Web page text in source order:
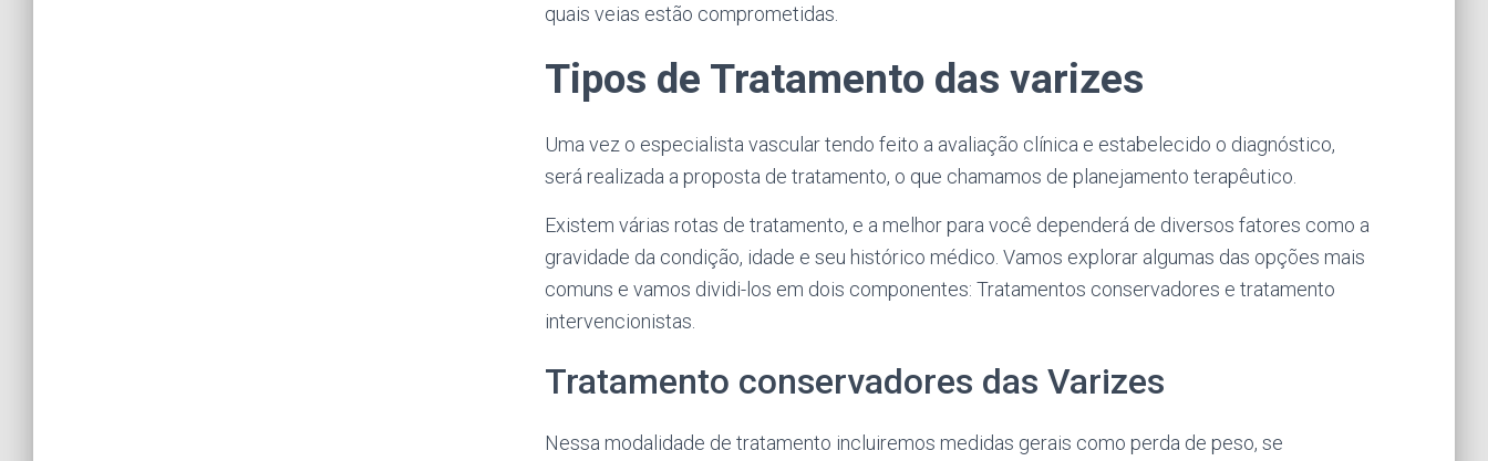
quais veias estão comprometidas.
Tipos de Tratamento das varizes
Uma vez o especialista vascular tendo feito a avaliação clínica e estabelecido o diagnóstico,
será realizada a proposta de tratamento, o que chamamos de planejamento terapêutico.
Existem várias rotas de tratamento, e a melhor para você dependerá de diversos fatores como a
gravidade da condição, idade e seu histórico médico. Vamos explorar algumas das opções mais
comuns e vamos dividi-los em dois componentes: Tratamentos conservadores e tratamento
intervencionistas.
Tratamento conservadores das Varizes
Nessa modalidade de tratamento incluiremos medidas gerais como perda de peso, se